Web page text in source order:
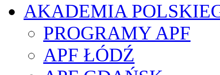
AKADEMIA
PROGRAMY APF
APF ŁÓDŹ